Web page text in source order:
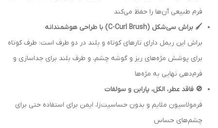
فرم طبیعی آن‌ها را حفظ می‌کند
🖌️ براش سی‌شکل (C-Curl Brush) با طراحی هوشمندانه
براش این ریمل دارای تارهای کوتاه و بلند در دو طرف است: طرف کوتاه
برای پوشش مژه‌های ریز و گوشه چشم، و طرف بلند برای جداسازی و
فرم‌دهی نهایی به مژه‌ها
🚫 فاقد عطر، الکل، پارابن و سولفات
فرمولاسیون ملایم و بدون حساسیت‌زا، ایمن برای استفاده حتی برای
چشم‌های حساس